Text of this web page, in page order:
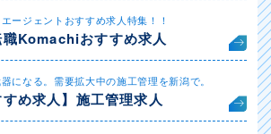
ージェントおすすめ求人特集！！
Komachiおすすめ求人
になる。需要拡大中の施工管理を新潟で。
すめ求人】施工管理求人